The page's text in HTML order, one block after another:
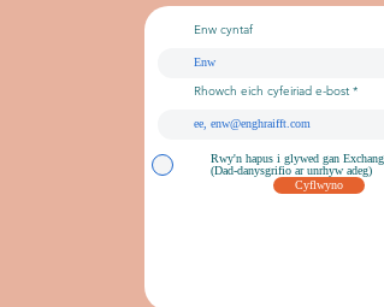
Enw cyntaf
Rhowch eich cyfeiriad e-bost
Rwy'n hapus i glywed gan
(Dad-danysgrifio ar unrhyw adeg)
Cyflwyno